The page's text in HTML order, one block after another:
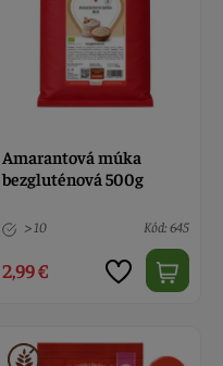
Amarantová múka
bezgluténová 500g
> 10 Kód: 645
2,99 €